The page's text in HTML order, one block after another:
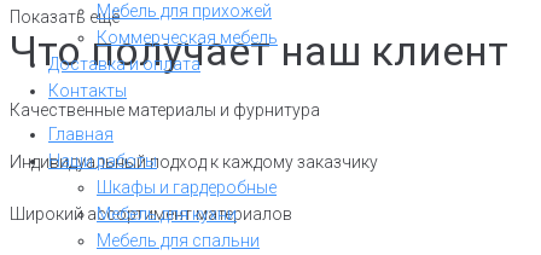
Мебель для прихожей
Коммерческая мебель
Доставка и оплата
Контакты
Меню
Главная
Наши работы
Шкафы и гардеробные
Мебель для кухни
Мебель для спальни
Показать ещё
Что получает наш клиент
Качественные материалы и фурнитура
Индивидуальный подход к каждому заказчику
Широкий ассортимент материалов